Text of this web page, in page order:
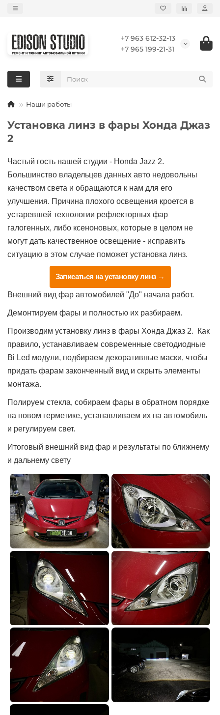
+7 963 612-32-13
+7 965 199-21-31
Наши работы
Установка линз в фары Хонда Джаз
2
Частый гость нашей студии - Honda Jazz 2.
Большинство владельцев данных авто недовольны
качеством света и обращаются к нам для его
улучшения. Причина плохого освещения кроется в
устаревшей технологии рефлекторных фар
галогенных, либо ксеноновых, которые в целом не
могут дать качественное освещение - исправить
ситуацию в этом случае поможет установка линз.
Записаться на установку линз →
Внешний вид фар автомобилей "До" начала работ.
Демонтируем фары и полностью их разбираем.
Производим установку линз в фары Хонда Джаз 2. Как
правило, устанавливаем современные светодиодные
Bi Led модули, подбираем декоративные маски, чтобы
придать фарам законченный вид и скрыть элементы
монтажа.
Полируем стекла, собираем фары в обратном порядке
на новом герметике, устанавливаем их на автомобиль
и регулируем свет.
Итоговый внешний вид фар и результаты по ближнему
и дальнему свету